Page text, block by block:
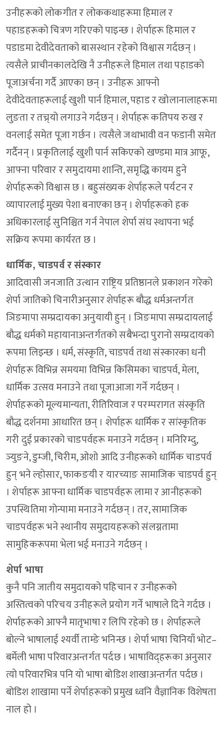
उनीहरूको लोकगीत र लोककथाहरूमा हिमाल र
पहाडहरूको चित्रण गरिएको पाइन्छ । शेर्पाहरू हिमाल र
पडाडमा देवीदेवताको बासस्थान रहेको विश्वास गर्दछन् ।
त्यसैले प्राचीनकालदेखि नै उनीहरूले हिमाल तथा पहाडको
पूजाअर्चना गर्दै आएका छन् । उनीहरू आफ्नो
देवीदेवताहरूलाई खुशी पार्न हिमाल, पहाड र खोलानालाहरूमा
लुङता र तच्र्यो लगाउने गर्दछन् । शेर्पाहरू कतिपय रुख र
वनलाई समेत पूजा गर्छन । त्यसैले जथाभावी वन फडानी समेत
गर्दैनन् । प्रकृतिलाई खुशी पार्न सकिएको खण्डमा मात्र आफू,
आफ्ना परिवार र समुदायमा शान्ति, समृद्धि कायम हुने
शेर्पाहरूको विश्वास छ । बहुसंख्यक शेर्पाहरूले पर्यटन र
व्यापारलाई मुख्य पेशा बनाएका छन् । शेर्पाहरूको हक
अधिकारलाई सुनिश्चित गर्न नेपाल शेर्पा संघ स्थापना भई
सक्रिय रूपमा कार्यरत छ ।
धार्मिक, चाडपर्व र संस्कार
आदिवासी जनजाति उत्थान राष्ट्रिय प्रतिष्ठानले प्रकाशन गरेको
शेर्पा जातिको चिनारीअनुसार शेर्पाहरू बौद्ध धर्मअन्तर्गत
ञिङमापा सम्प्रदायका अनुयायी हुन् । ञिङमापा सम्प्रदायलाई
बौद्ध धर्मको महायानाअन्तर्गतको सबैभन्दा पुरानो सम्प्रदायको
रूपमा लिइन्छ । धर्म, संस्कृति, चाडपर्व तथा संस्कारका धनी
शेर्पाहरू विभिन्न समयमा विभिन्न किसिमका चाडपर्व, मेला,
धार्मिक उत्सव मनाउने तथा पूजाआजा गर्ने गर्दछन् ।
शेर्पाहरूको मूल्यमान्यता, रीतिरिवाज र परम्परागत संस्कृति
बौद्ध दर्शनमा आधारित छन् । शेर्पाहरू धार्मिक र सांस्कृतिक
गरी दुई प्रकारको चाडपर्वहरू मनाउने गर्दछन् । मनिरिम्दु,
ञ्युङने, डुम्जी, चिरीम, ओशो आदि उनीहरूको धार्मिक चाडपर्व
हुन् भने ल्होसार, फाकङयी र यारच्याङ सामाजिक चाडपर्व हुन्
। शेर्पाहरू आफ्ना धार्मिक चाडपर्वहरू लामा र आनीहरूको
उपस्थितिमा गोन्पामा मनाउने गर्दछन् । तर, सामाजिक
चाडपर्वहरू भने स्थानीय समुदायहरूको संलग्नतामा
सामुहिकरूपमा भेला भई मनाउने गर्दछन् ।
शेर्पा भाषा
कुनै पनि जातीय समुदायको पहिचान र उनीहरूको
अस्तित्वको परिचय उनीहरूले प्रयोग गर्ने भाषाले दिने गर्दछ ।
शेर्पाहरूको आफ्नै मातृभाषा र लिपि रहेको छ । शेर्पाहरूले
बोल्ने भाषालाई श्यर्वी ताम्ङे भनिन्छ । शेर्पा भाषा चिनियाँ भोट–
बर्मेली भाषा परिवारअन्तर्गत पर्दछ । भाषाविद्हरूका अनुसार
त्यो परिवारभित्र पनि यो भाषा बोडिश शाखाअन्तर्गत पर्दछ ।
बोडिश शाखामा पर्ने शेर्पाहरूको प्रमुख ध्वनि वैज्ञानिक विशेषता
नाल हो ।